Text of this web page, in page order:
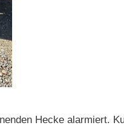
Hecke alarmiert.